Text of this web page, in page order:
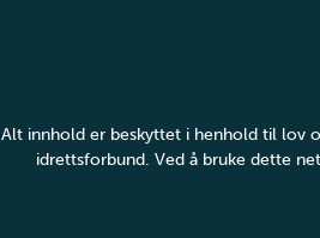
Alt innhold er beskyttet i henhold til lov
idrettsforbund. Ved å bruke dette